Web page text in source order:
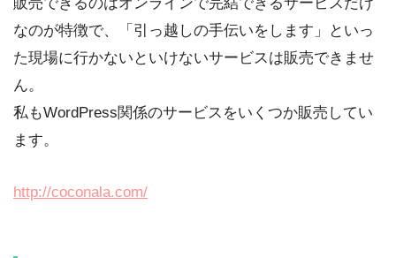
なのが特徴で、「引っ越しの手伝いをします」といっ
た現場に行かないといけないサービスは販売できませ
ん。
私もWordPress関係のサービスをいくつか販売してい
ます。
http://coconala.com/